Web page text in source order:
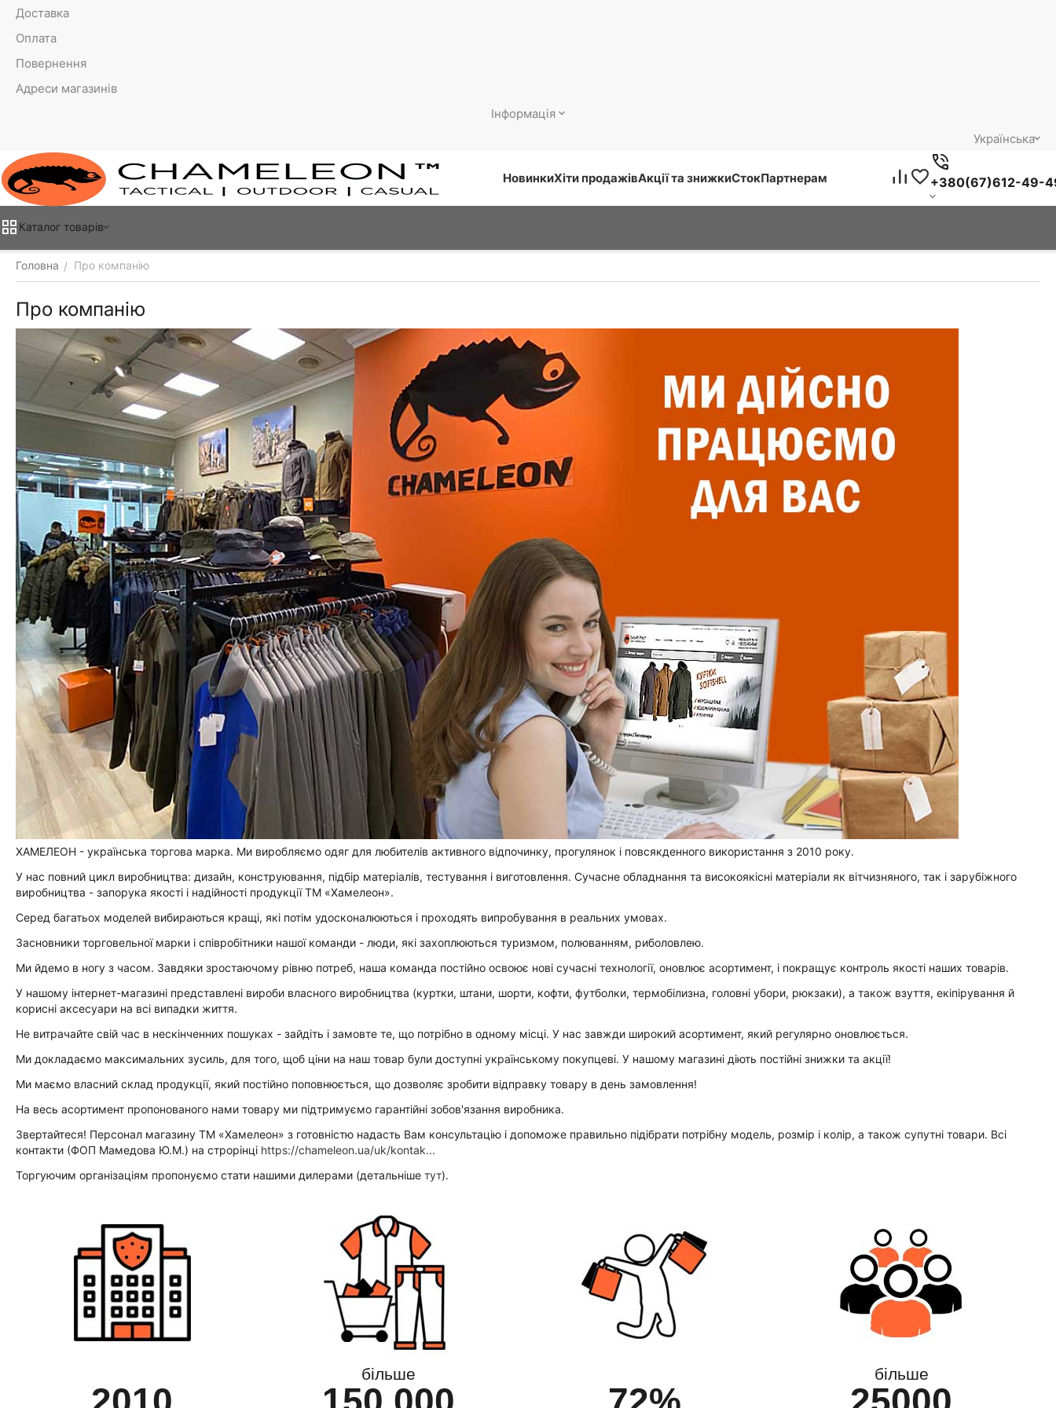
Доставка
Оплата
Повернення
Адреси магазинів
Інформація
Українська
НовинкиХіти продажівАкції та знижкиСтокПартнерам +380(67)612-49-
Каталог товарiв
Головна / Про компанію
Про компанію
ХАМЕЛЕОН - українська торгова марка. Ми виробляємо одяг для любителів активного відпочинку, прогулянок і повсякденного використання з 2010 року.
У нас повний цикл виробництва: дизайн, конструювання, підбір матеріалів, тестування і виготовлення. Сучасне обладнання та високоякісні матеріали як вітчизняного, так і зарубіжного
виробництва - запорука якості і надійності продукції ТМ «Хамелеон».
Серед багатьох моделей вибираються кращі, які потім удосконалюються і проходять випробування в реальних умовах.
Засновники торговельної марки і співробітники нашої команди - люди, які захоплюються туризмом, полюванням, риболовлею.
Ми йдемо в ногу з часом. Завдяки зростаючому рівню потреб, наша команда постійно освоює нові сучасні технології, оновлює асортимент, і покращує контроль якості наших товарів.
У нашому інтернет-магазині представлені вироби власного виробництва (куртки, штани, шорти, кофти, футболки, термобілизна, головні убори, рюкзаки), а також взуття, екіпірування й
корисні аксесуари на всі випадки життя.
Не витрачайте свій час в нескінченних пошуках - зайдіть і замовте те, що потрібно в одному місці. У нас завжди широкий асортимент, який регулярно оновлюється.
Ми докладаємо максимальних зусиль, для того, щоб ціни на наш товар були доступні українському покупцеві. У нашому магазині діють постійні знижки та акції!
Ми маємо власний склад продукції, який постійно поповнюється, що дозволяє зробити відправку товару в день замовлення!
На весь асортимент пропонованого нами товару ми підтримуємо гарантійні зобов'язання виробника.
Звертайтеся! Персонал магазину ТМ «Хамелеон» з готовністю надасть Вам консультацію і допоможе правильно підібрати потрібну модель, розмір і колір, а також супутні товари. Всі
контакти (ФОП Мамедова Ю.М.) на строрінці https://chameleon.ua/uk/kontak...
Торгуючим організаціям пропонуємо стати нашими дилерами (детальніше тут).
більше більше